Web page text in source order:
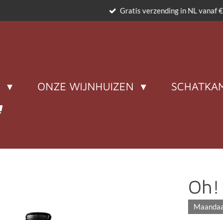
Gratis verzending in NL vanaf
ONZE WIJNHUIZEN